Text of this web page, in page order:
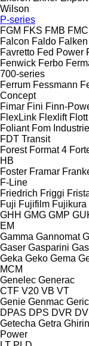
Wilson
P-series
FGM FKS FMB FMC
Falcon Faldo Falken
Favretto Fed Power
Fenwick Ferbo
700-series
Ferrum Fessmann
Concept
Fimar Fini Finn-
FlexLink Flexlift Flott
Foliant Fom Industrie
FDT Transit
Forest Format 4
HB
Foster Framar
F-Line
Friedrich Friggi
Fuji Fujifilm Fujikura
GHH GMG GMP
EM
Gamma Gannomat
Gaser Gasparini
Geka Geko Gema
MCM
Genelec Generac
CTF V20 VB VT
Genie Genmac
DPAS DPS DVR
Getecha Getra
Power